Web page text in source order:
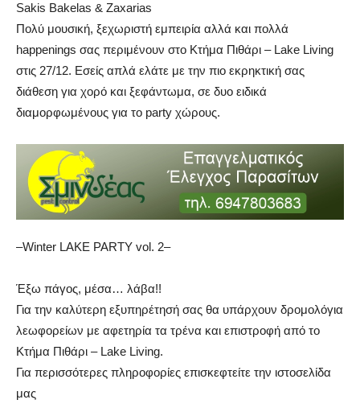
Sakis Bakelas & Zaxarias
Πολύ μουσική, ξεχωριστή εμπειρία αλλά και πολλά
happenings σας περιμένουν στο Κτήμα Πιθάρι – Lake Living
στις 27/12. Εσείς απλά ελάτε με την πιο εκρηκτική σας
διάθεση για χορό και ξεφάντωμα, σε δυο ειδικά
διαμορφωμένους για το party χώρους.
–Winter LAKE PARTY vol. 2–
Έξω πάγος, μέσα… λάβα!!
Για την καλύτερη εξυπηρέτησή σας θα υπάρχουν δρομολόγια
λεωφορείων με αφετηρία τα τρένα και επιστροφή από το
Κτήμα Πιθάρι – Lake Living.
Για περισσότερες πληροφορίες επισκεφτείτε την ιστοσελίδα
μας